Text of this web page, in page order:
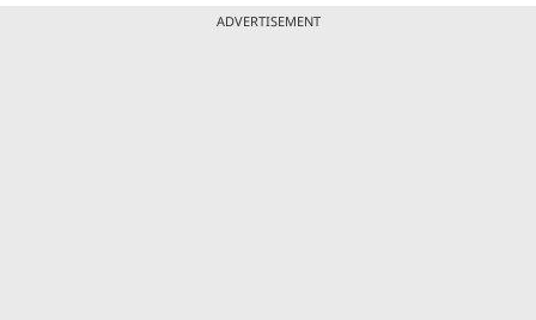
ADVERTISEMENT